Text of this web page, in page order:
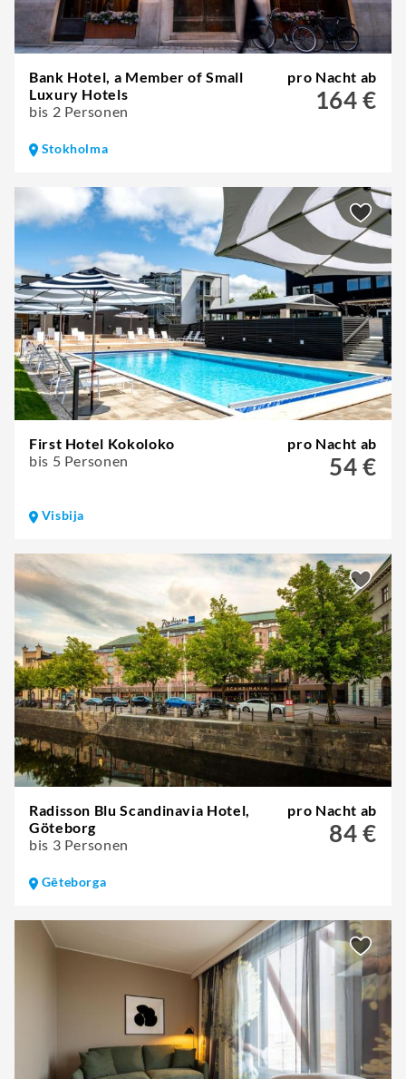
Bank Hotel, a Member of Small
Luxury Hotels
bis 2 Personen
pro Nacht ab
164 €
Stokholma
First Hotel Kokoloko
bis 5 Personen
pro Nacht ab
54 €
Visbija
Radisson Blu Scandinavia Hotel,
Göteborg
bis 3 Personen
pro Nacht ab
84 €
Gēteborga